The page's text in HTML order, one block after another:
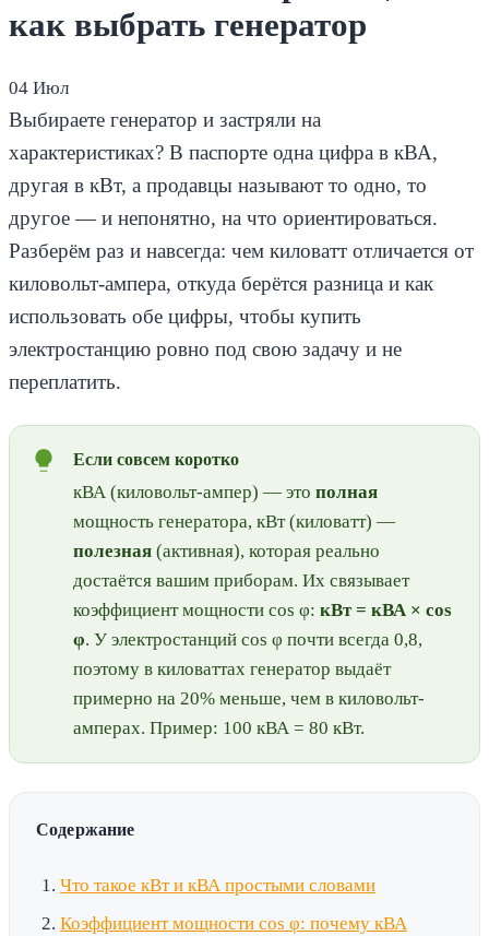
как выбрать генератор
04 Июл
Выбираете генератор и застряли на
характеристиках? В паспорте одна цифра в кВА,
другая в кВт, а продавцы называют то одно, то
другое — и непонятно, на что ориентироваться.
Разберём раз и навсегда: чем киловатт отличается от
киловольт-ампера, откуда берётся разница и как
использовать обе цифры, чтобы купить
электростанцию ровно под свою задачу и не
переплатить.
Если совсем коротко
кВА (киловольт-ампер) — это полная
мощность генератора, кВт (киловатт) —
полезная (активная), которая реально
достаётся вашим приборам. Их связывает
коэффициент мощности cos φ: кВт = кВА × cos
φ. У электростанций cos φ почти всегда 0,8,
поэтому в киловаттах генератор выдаёт
примерно на 20% меньше, чем в киловольт-
амперах. Пример: 100 кВА = 80 кВт.
Содержание
Что такое кВт и кВА простыми словами
Коэффициент мощности cos φ: почему кВА